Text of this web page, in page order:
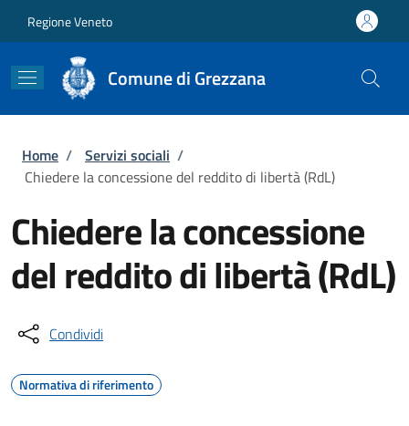
Regione Veneto
Comune di Grezzana
Briciole di pane
Home / Servizi sociali /
Chiedere la concessione del reddito di libertà (RdL)
Chiedere la concessione
del reddito di libertà (RdL)
Condividi
Normativa di riferimento